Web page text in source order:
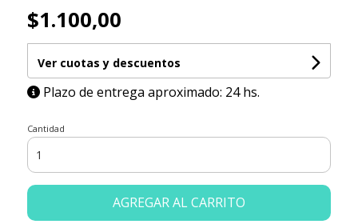
$1.100,00
Ver cuotas y descuentos
Plazo de entrega aproximado: 24 hs.
Cantidad
AGREGAR AL CARRITO